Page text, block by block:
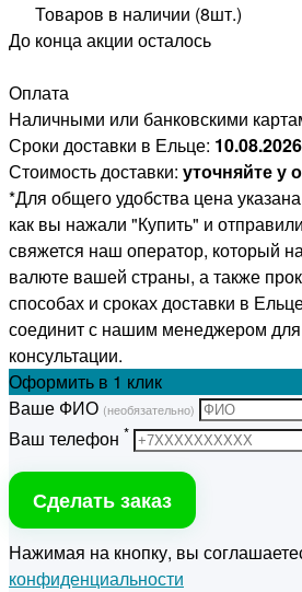
Товаров в наличии (8шт.)
До конца акции осталось
Оплата
Наличными или банковскими
Сроки доставки в Ельце: 10.08.2026
Стоимость доставки: уточняйте у
*Для общего удобства цена
как вы нажали "Купить" и
свяжется наш оператор, который
валюте вашей страны, а также
способах и сроках доставки в
соединит с нашим менеджером
консультации.
Оформить в 1 клик
Ваше ФИО (необязательно)
Ваш телефон *
Сделать заказ
Нажимая на кнопку, вы
конфиденциальности